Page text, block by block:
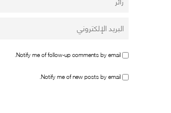
Notify me of follow-up comments by email.
Notify me of new posts by email.